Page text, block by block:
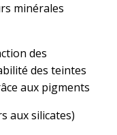
minérales
des
des teintes
aux pigments
aux silicates)